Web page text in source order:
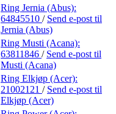
Ring Jernia (Abus):
64845510 / Send e-post til
Jernia (Abus)
Ring Musti (Acana):
63811846 / Send e-post til
Musti (Acana)
Ring Elkjøp (Acer):
21002121 / Send e-post til
Elkjøp (Acer)